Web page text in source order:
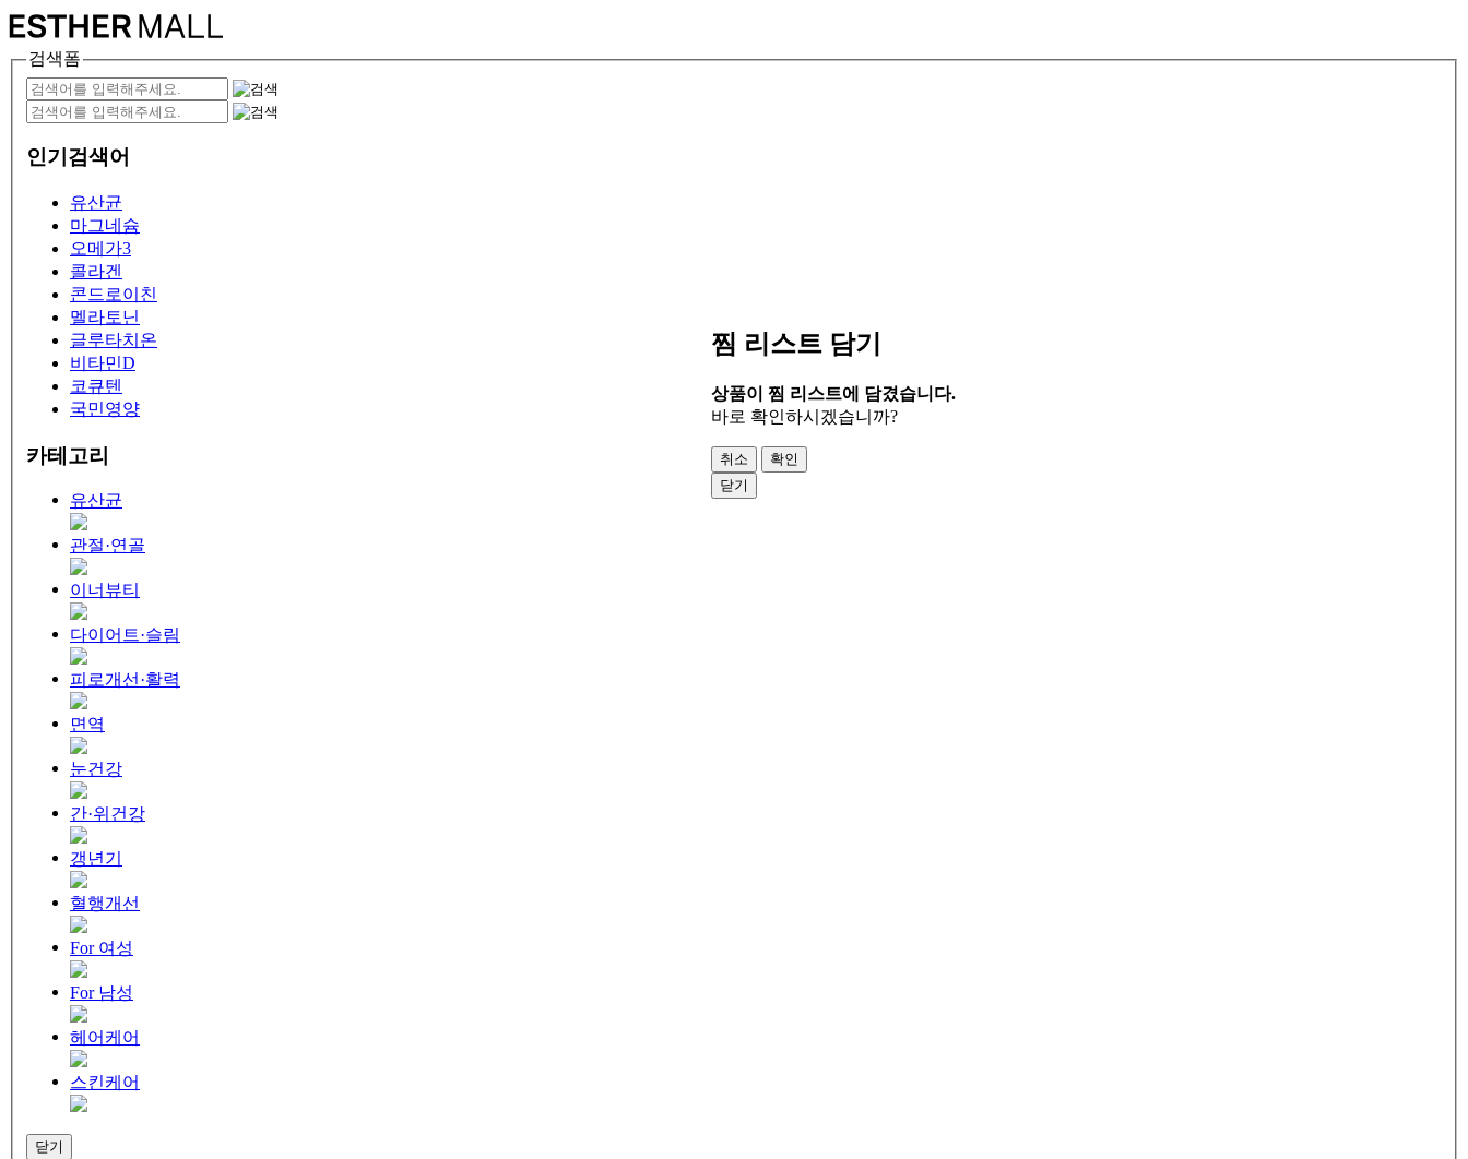
검색폼
인기검색어
유산균
마그네슘
오메가3
콜라겐
콘드로이친
멜라토닌
글루타치온
비타민D
코큐텐
국민영양
카테고리
유산균
관절·연골
이너뷰티
다이어트·슬림
피로개선·활력
면역
눈건강
간·위건강
갱년기
혈행개선
For 여성
For 남성
헤어케어
스킨케어
닫기
찜 리스트 담기
상품이 찜 리스트에 담겼습니다.
바로 확인하시겠습니까?
취소
확인
닫기